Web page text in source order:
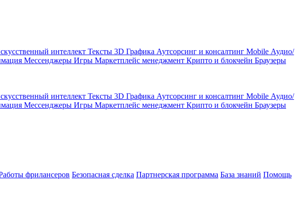
интеллект Тексты 3D Графика Аутсорсинг и консалтинг Mobile Аудио/
Мессенджеры Игры Маркетплейс менеджмент Крипто и блокчейн Браузеры
интеллект Тексты 3D Графика Аутсорсинг и консалтинг Mobile Аудио/
Мессенджеры Игры Маркетплейс менеджмент Крипто и блокчейн Браузеры
фрилансеров Безопасная сделка Партнерская программа База знаний Помощь